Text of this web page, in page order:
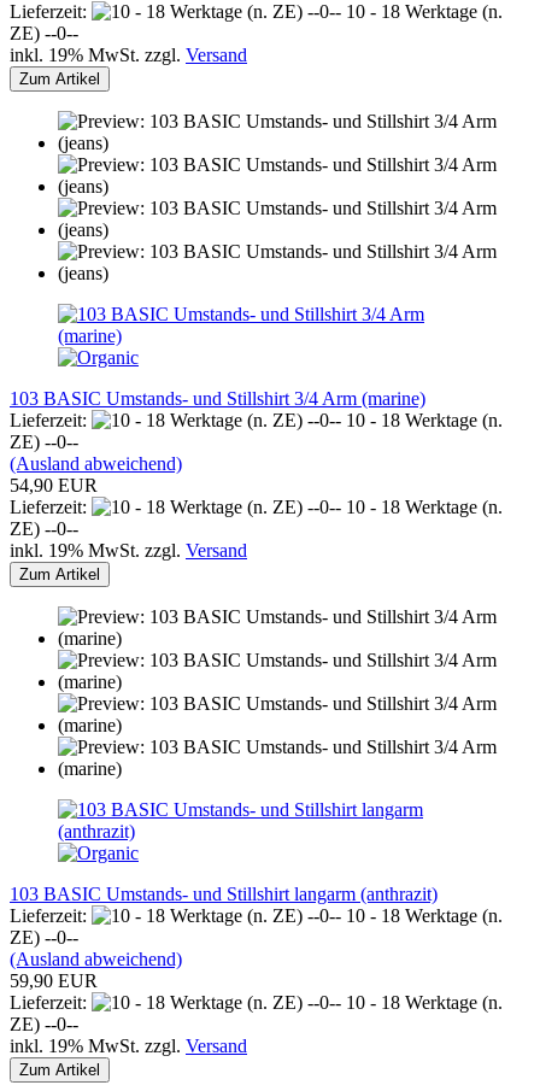
Lieferzeit:
10 - 18 Werktage (n.
ZE) --0--
inkl. 19% MwSt. zzgl. Versand
Zum Artikel
103 BASIC Umstands- und Stillshirt 3/4 Arm (marine)
Lieferzeit:
10 - 18 Werktage (n.
ZE) --0--
(Ausland abweichend)
54,90 EUR
Lieferzeit:
10 - 18 Werktage (n.
ZE) --0--
inkl. 19% MwSt. zzgl. Versand
Zum Artikel
103 BASIC Umstands- und Stillshirt langarm (anthrazit)
Lieferzeit:
10 - 18 Werktage (n.
ZE) --0--
(Ausland abweichend)
59,90 EUR
Lieferzeit:
10 - 18 Werktage (n.
ZE) --0--
inkl. 19% MwSt. zzgl. Versand
Zum Artikel